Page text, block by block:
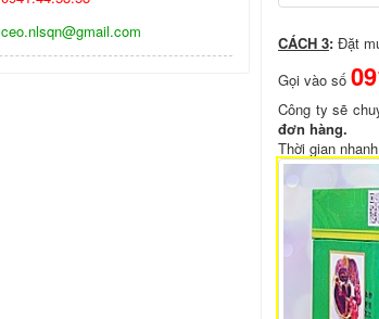
CÁCH 3: Đặt
Gọi vào số
Công ty sẽ
đơn hàng.
Thời gian
ceo.nlsqn@gmail.com